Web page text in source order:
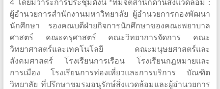
4 โดยมีวาระการประชุมดังนี้ *ทีมจิตสำนึกด้านสิ่งแวดล้อม :
ผู้อำนวยการสำนักงานมหาวิทยาลัย ผู้อำนวยการกองพัฒนา
นักศึกษา รองคณบดีฝ่ายกิจการนักศึกษาของคณะพยาบาล
ศาสตร์ คณะครุศาสตร์ คณะวิทยาการจัดการ คณะ
วิทยาศาสตร์และเทคโนโลยี คณะมนุษยศาสตร์และ
สังคมศาสตร์ โรงเรียนการเรือน โรงเรียนกฎหมายและ
การเมือง โรงเรียนการท่องเที่ยวและการบริการ บัณฑิต
วิทยาลัย ที่ปรึกษาชมรมอนุรักษ์สิ่งแวดล้อมและผู้อำนวยการ